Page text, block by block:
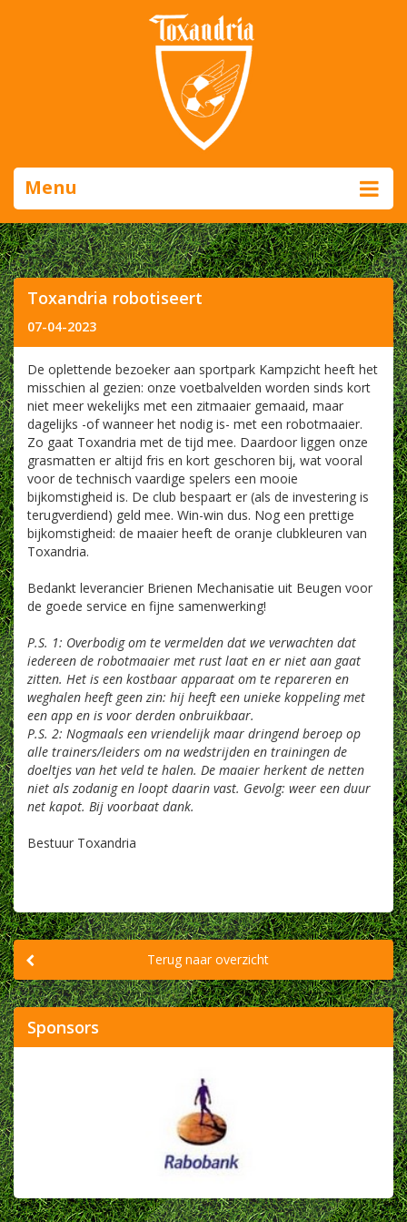
Menu
Toxandria robotiseert
07-04-2023
De oplettende bezoeker aan sportpark Kampzicht heeft het
misschien al gezien: onze voetbalvelden worden sinds kort
niet meer wekelijks met een zitmaaier gemaaid, maar
dagelijks -of wanneer het nodig is- met een robotmaaier.
Zo gaat Toxandria met de tijd mee. Daardoor liggen onze
grasmatten er altijd fris en kort geschoren bij, wat vooral
voor de technisch vaardige spelers een mooie
bijkomstigheid is. De club bespaart er (als de investering is
terugverdiend) geld mee. Win-win dus. Nog een prettige
bijkomstigheid: de maaier heeft de oranje clubkleuren van
Toxandria.
Bedankt leverancier Brienen Mechanisatie uit Beugen voor
de goede service en fijne samenwerking!
P.S. 1: Overbodig om te vermelden dat we verwachten dat
iedereen de robotmaaier met rust laat en er niet aan gaat
zitten. Het is een kostbaar apparaat om te repareren en
weghalen heeft geen zin: hij heeft een unieke koppeling met
een app en is voor derden onbruikbaar.
P.S. 2: Nogmaals een vriendelijk maar dringend beroep op
alle trainers/leiders om na wedstrijden en trainingen de
doeltjes van het veld te halen. De maaier herkent de netten
niet als zodanig en loopt daarin vast. Gevolg: weer een duur
net kapot. Bij voorbaat dank.
Bestuur Toxandria
Terug naar overzicht
Sponsors